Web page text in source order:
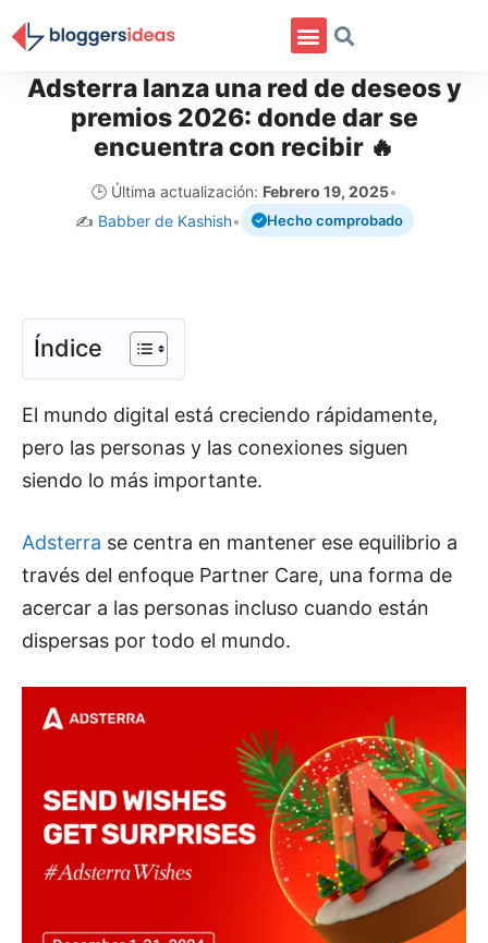
Adsterra lanza una red de deseos y
premios 2026: donde dar se
encuentra con recibir 🔥
🕒 Última actualización: Febrero 19, 2025•
✍️ Babber de Kashish• Hecho comprobado
Índice
El mundo digital está creciendo rápidamente,
pero las personas y las conexiones siguen
siendo lo más importante.
Adsterra se centra en mantener ese equilibrio a
través del enfoque Partner Care, una forma de
acercar a las personas incluso cuando están
dispersas por todo el mundo.